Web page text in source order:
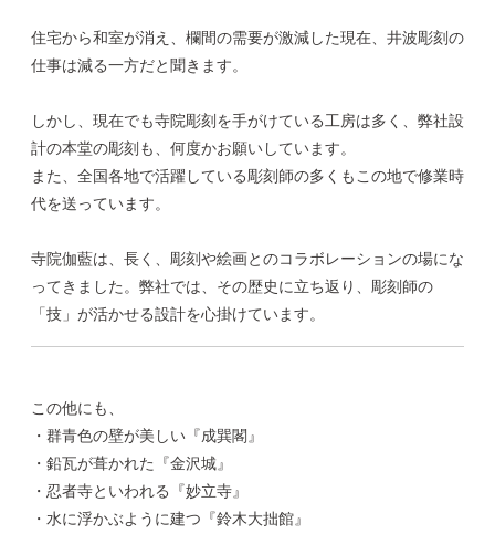
住宅から和室が消え、欄間の需要が激減した現在、井波彫刻の
仕事は減る一方だと聞きます。
しかし、現在でも寺院彫刻を手がけている工房は多く、弊社設
計の本堂の彫刻も、何度かお願いしています。
また、全国各地で活躍している彫刻師の多くもこの地で修業時
代を送っています。
寺院伽藍は、長く、彫刻や絵画とのコラボレーションの場にな
ってきました。弊社では、その歴史に立ち返り、彫刻師の
「技」が活かせる設計を心掛けています。
この他にも、
・群青色の壁が美しい『成巽閣』
・鉛瓦が葺かれた『金沢城』
・忍者寺といわれる『妙立寺』
・水に浮かぶように建つ『鈴木大拙館』